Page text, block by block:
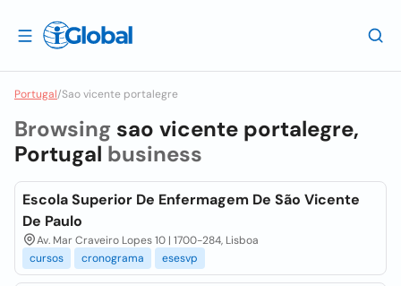
Portugal/Sao vicente portalegre
Browsing sao vicente portalegre,
Portugal business
Escola Superior De Enfermagem De São Vicente
De Paulo
Av. Mar Craveiro Lopes 10 | 1700-284, Lisboa
cursos
cronograma esesvp